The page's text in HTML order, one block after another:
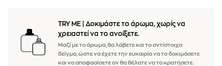
TRY ME
Δοκιμάστε το άρωμα, χωρίς να
χρειαστεί να το ανοίξετε.
Μαζί με το άρωμα, θα λάβετε και το αντίστοιχο
δείγμα, ώστε να έχετε την ευκαιρία να το δοκιμάσετε
και να αποφασίσετε αν θα θέλατε να το κρατήσετε.